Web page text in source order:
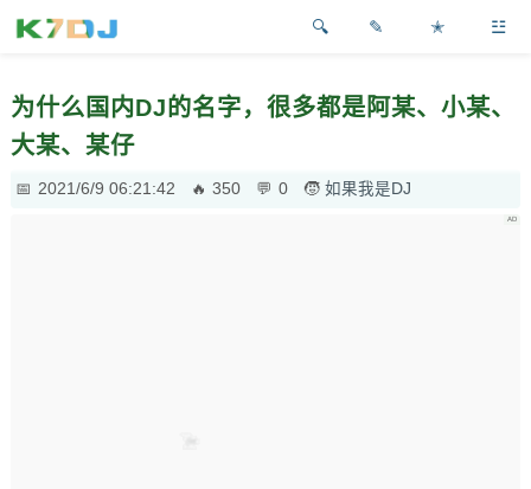
✎ ✭ ☳
为什么国内DJ的名字，很多都是阿某、小某、
大某、某仔
2021/6/9 06:21:42 350 0 如果我是DJ